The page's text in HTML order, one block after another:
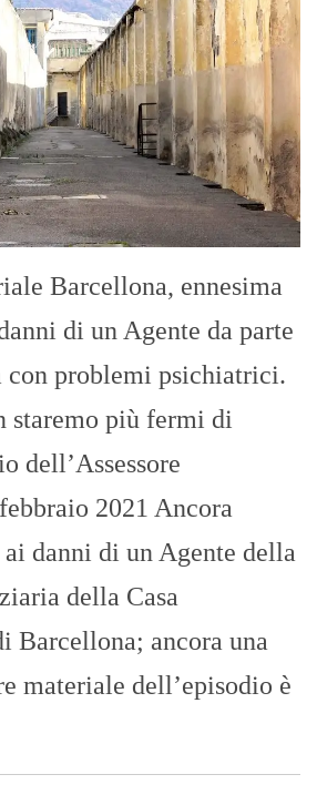
Barcellona, ennesima
di un Agente da parte
con problemi psichiatrici.
staremo più fermi di
dell’Assessore
2021 Ancora
ai danni di un Agente della
della Casa
Barcellona; ancora una
materiale dell’episodio è